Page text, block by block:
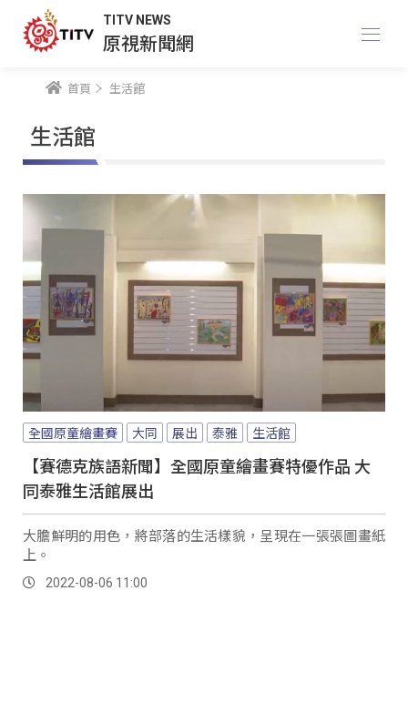
TITV NEWS
原視新聞網
首頁 生活館
生活館
全國原童繪畫賽 大同 展出 泰雅 生活館
【賽德克族語新聞】全國原童繪畫賽特優作品 大
同泰雅生活館展出
大膽鮮明的用色，將部落的生活樣貌，呈現在一張張圖畫紙
上。
2022-08-06 11:00